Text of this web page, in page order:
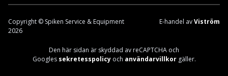
Den här sidan är skyddad av reCAPTCHA och
Googles sekretesspolicyoch användarvillkorgäller.
Copyright © Spiken Service & Equipment
2026
E-handel avViström